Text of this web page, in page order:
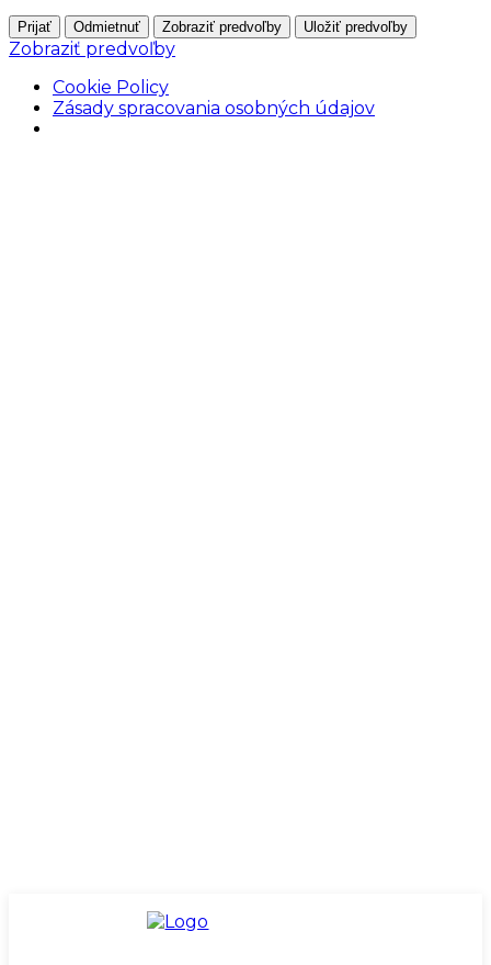
Prijať Odmietnuť Zobraziť predvoľby Uložiť predvoľby
Zobraziť predvoľby
Cookie Policy
Zásady spracovania osobných údajov